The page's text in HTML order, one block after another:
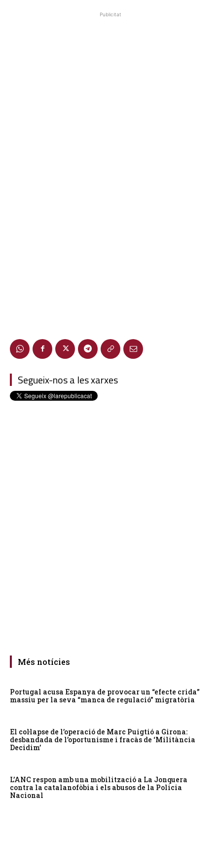
Publicitat
Segueix-nos a les xarxes
Més notícies
Portugal acusa Espanya de provocar un “efecte crida”
massiu per la seva “manca de regulació” migratòria
El col·lapse de l’operació de Marc Puigtió a Girona:
desbandada de l’oportunisme i fracàs de ‘Militància
Decidim’
L’ANC respon amb una mobilització a La Jonquera
contra la catalanofòbia i els abusos de la Policia
Nacional